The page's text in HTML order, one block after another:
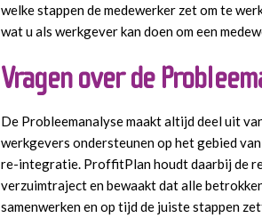
welke stappen de medewerker zet om te
wat u als werkgever kan doen om een
Vragen over de
De Probleemanalyse maakt altijd deel uit
werkgevers ondersteunen op het gebied
re-integratie. ProffitPlan houdt daarbij de
verzuimtraject en bewaakt dat alle
samenwerken en op tijd de juiste stappen